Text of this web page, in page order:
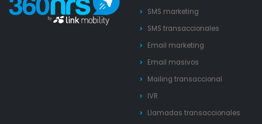
SMS marketing
SMS transaccionales
Email marketing
Email masivos
Mailing transaccional
IVR
Llamadas transaccionales